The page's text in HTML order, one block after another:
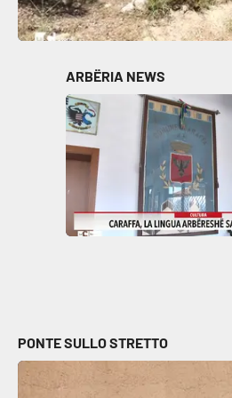
Parchi Marini Calabria
Imprese Di Calabria
Le perfidie di Antonella Grippo
Venti di comunicazione
LaC Network
ARBËRIA NEWS
PONTE SULLO STRETTO